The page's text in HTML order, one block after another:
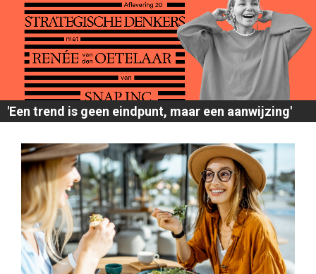
'Een trend is geen eindpunt, maar een aanwijzing'